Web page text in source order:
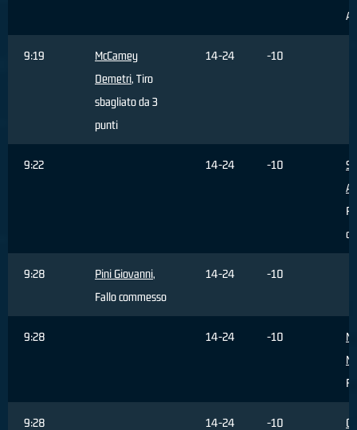
9:19
McCamey
Demetri, Tiro
sbagliato da 3
punti
14-24 -10
9:22 14-24 -10
9:28 Pini Giovanni,
Fallo commesso
14-24 -10
9:28 14-24 -10
9:28 14-24 -10